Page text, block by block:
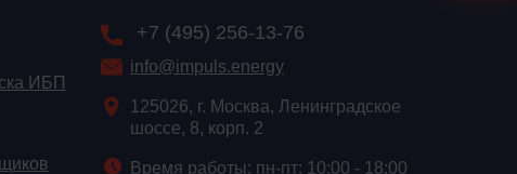
+7 (495) 256-13-76
info@impuls.energy
125026, г. Москва, Ленинградское
шоссе, 8, корп. 2
Время работы: пн-пт: 10:00 - 18:00
ИБП